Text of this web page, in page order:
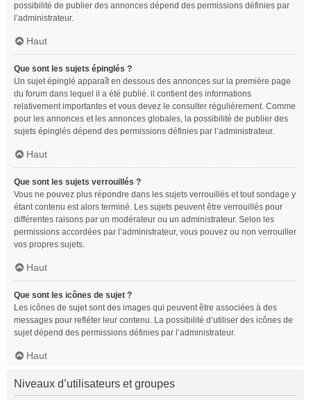
possibilité de publier des annonces dépend des permissions définies par
l’administrateur.
Haut
Que sont les sujets épinglés ?
Un sujet épinglé apparaît en dessous des annonces sur la première page
du forum dans lequel il a été publié. il contient des informations
relativement importantes et vous devez le consulter régulièrement. Comme
pour les annonces et les annonces globales, la possibilité de publier des
sujets épinglés dépend des permissions définies par l’administrateur.
Haut
Que sont les sujets verrouillés ?
Vous ne pouvez plus répondre dans les sujets verrouillés et tout sondage y
étant contenu est alors terminé. Les sujets peuvent être verrouillés pour
différentes raisons par un modérateur ou un administrateur. Selon les
permissions accordées par l’administrateur, vous pouvez ou non verrouiller
vos propres sujets.
Haut
Que sont les icônes de sujet ?
Les icônes de sujet sont des images qui peuvent être associées à des
messages pour refléter leur contenu. La possibilité d’utiliser des icônes de
sujet dépend des permissions définies par l’administrateur.
Haut
Niveaux d’utilisateurs et groupes